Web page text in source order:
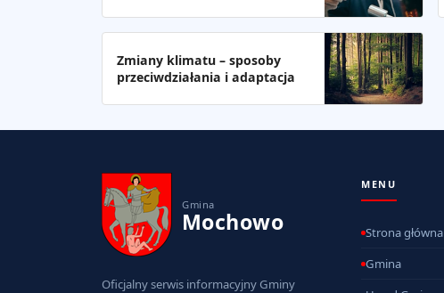
Zmiany klimatu – sposoby
przeciwdziałania i adaptacja
Gmina
Mochowo
Oficjalny serwis informacyjny Gminy
MENU
Strona główna
Gmina